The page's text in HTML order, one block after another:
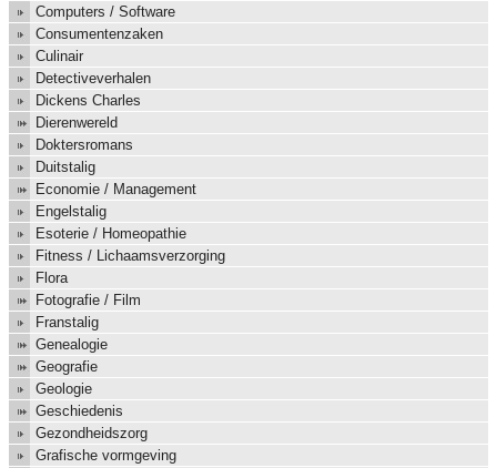
Computers / Software
Consumentenzaken
Culinair
Detectiveverhalen
Dickens Charles
Dierenwereld
Doktersromans
Duitstalig
Economie / Management
Engelstalig
Esoterie / Homeopathie
Fitness / Lichaamsverzorging
Flora
Fotografie / Film
Franstalig
Genealogie
Geografie
Geologie
Geschiedenis
Gezondheidszorg
Grafische vormgeving